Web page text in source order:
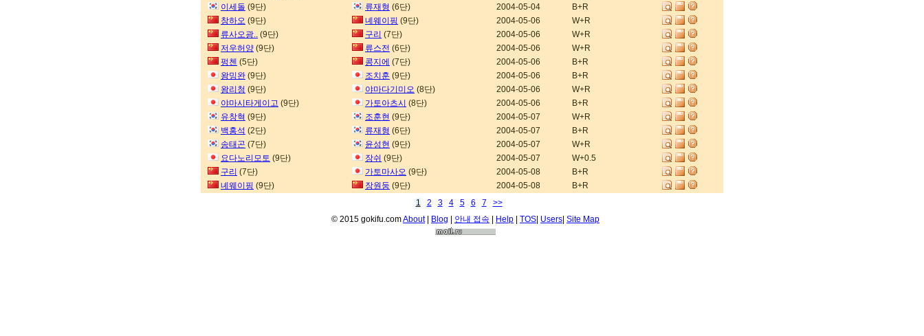
이세돌 (9단) 류재형 (6단) 2004-05-04
B+R
창하오 (9단) 녜웨이핑 (9단) 2004-05-06
W+R
류사오광.. (9단) 구리 (7단) 2004-05-06
W+R
저우허양 (9단) 류스전 (6단) 2004-05-06
W+R
펑첸 (5단) 콩지에 (7단) 2004-05-06
B+R
왕밍완 (9단) 조치훈 (9단) 2004-05-06
B+R
왕리청 (9단) 야마다기미오 (8단) 2004-05-06
W+R
야마시타게이고 (9단) 가토아츠시 (8단) 2004-05-06
B+R
유창혁 (9단) 조훈현 (9단) 2004-05-07
W+R
백홍석 (2단) 류재형 (6단) 2004-05-07
B+R
송태곤 (7단) 윤성현 (9단) 2004-05-07
W+R
요다노리모토 (9단) 장쉬 (9단) 2004-05-07
W+0.5
구리 (7단) 가토마사오 (9단) 2004-05-08
B+R
녜웨이핑 (9단) 장원둥 (9단) 2004-05-08
B+R
1
2 3 4 5 6 7
>>
© 2015 gokifu.comAbout| Blog | 안내 접속 | Help | TOS| Users| Site Map